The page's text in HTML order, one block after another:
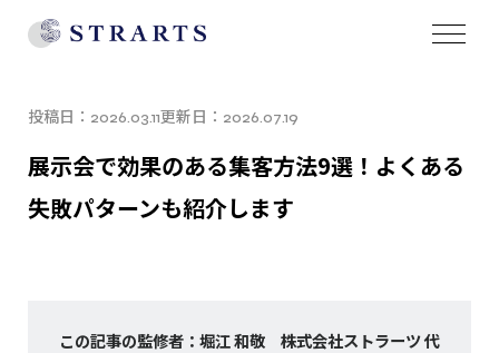
投稿日： 2026.03.11更新日： 2026.07.19
展示会で効果のある集客方法9選！よくある
失敗パターンも紹介します
この記事の監修者：堀江 和敬 株式会社ストラーツ 代